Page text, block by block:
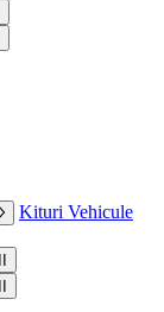
Kituri Vehicule